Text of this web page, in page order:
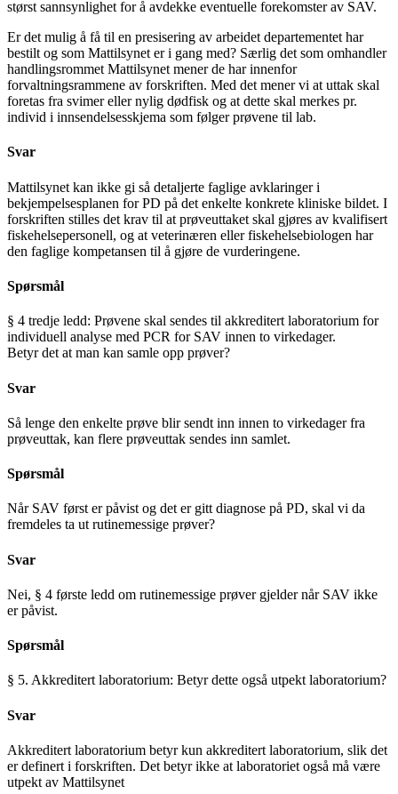
størst sannsynlighet for å avdekke eventuelle forekomster av SAV.
Er det mulig å få til en presisering av arbeidet departementet har
bestilt og som Mattilsynet er i gang med? Særlig det som omhandler
handlingsrommet Mattilsynet mener de har innenfor
forvaltningsrammene av forskriften. Med det mener vi at uttak skal
foretas fra svimer eller nylig dødfisk og at dette skal merkes pr.
individ i innsendelsesskjema som følger prøvene til lab.
Svar
Mattilsynet kan ikke gi så detaljerte faglige avklaringer i
bekjempelsesplanen for PD på det enkelte konkrete kliniske bildet. I
forskriften stilles det krav til at prøveuttaket skal gjøres av kvalifisert
fiskehelsepersonell, og at veterinæren eller fiskehelsebiologen har
den faglige kompetansen til å gjøre de vurderingene.
Spørsmål
§ 4 tredje ledd: Prøvene skal sendes til akkreditert laboratorium for
individuell analyse med PCR for SAV innen to virkedager.
Betyr det at man kan samle opp prøver?
Svar
Så lenge den enkelte prøve blir sendt inn innen to virkedager fra
prøveuttak, kan flere prøveuttak sendes inn samlet.
Spørsmål
Når SAV først er påvist og det er gitt diagnose på PD, skal vi da
fremdeles ta ut rutinemessige prøver?
Svar
Nei, § 4 første ledd om rutinemessige prøver gjelder når SAV ikke
er påvist.
Spørsmål
§ 5. Akkreditert laboratorium: Betyr dette også utpekt laboratorium?
Svar
Akkreditert laboratorium betyr kun akkreditert laboratorium, slik det
er definert i forskriften. Det betyr ikke at laboratoriet også må være
utpekt av Mattilsynet